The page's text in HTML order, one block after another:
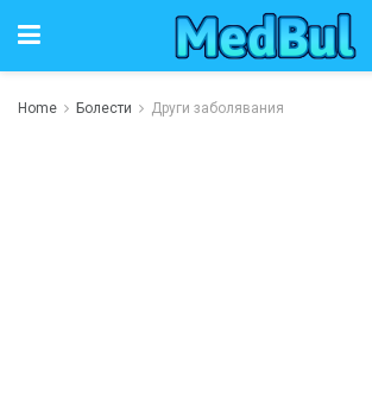
Home Болести Други заболявания